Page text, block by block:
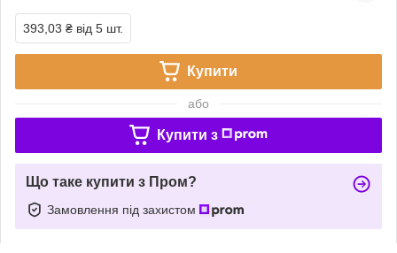
393,03 ₴ від 5 шт.
Купити
або
Купити з
Що таке купити з Пром?
Замовлення під захистом